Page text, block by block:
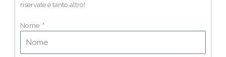
riservate e tanto altro!
Nome